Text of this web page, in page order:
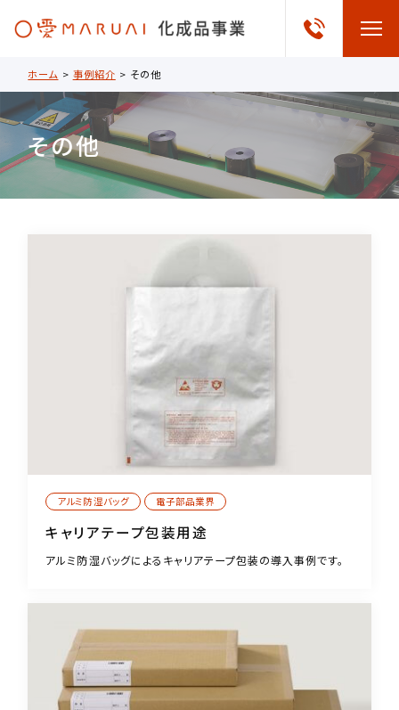
ホーム > 事例紹介 > その他
その他
アルミ防湿バッグ 電子部品業界
キャリアテープ包装用途
アルミ防湿バッグによるキャリアテープ包装の導入事例です。